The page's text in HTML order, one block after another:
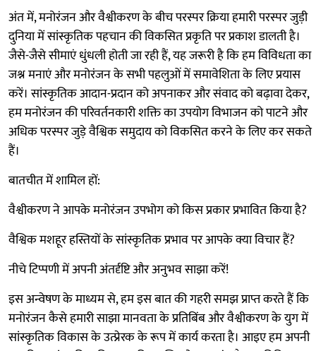
अंत में, मनोरंजन और वैश्वीकरण के बीच परस्पर क्रिया हमारी परस्पर जुड़ी
दुनिया में सांस्कृतिक पहचान की विकसित प्रकृति पर प्रकाश डालती है।
जैसे-जैसे सीमाएं धुंधली होती जा रही हैं, यह जरूरी है कि हम विविधता का
जश्न मनाएं और मनोरंजन के सभी पहलुओं में समावेशिता के लिए प्रयास
करें। सांस्कृतिक आदान-प्रदान को अपनाकर और संवाद को बढ़ावा देकर,
हम मनोरंजन की परिवर्तनकारी शक्ति का उपयोग विभाजन को पाटने और
अधिक परस्पर जुड़े वैश्विक समुदाय को विकसित करने के लिए कर सकते
हैं।
बातचीत में शामिल हों:
वैश्वीकरण ने आपके मनोरंजन उपभोग को किस प्रकार प्रभावित किया है?
वैश्विक मशहूर हस्तियों के सांस्कृतिक प्रभाव पर आपके क्या विचार हैं?
नीचे टिप्पणी में अपनी अंतर्दृष्टि और अनुभव साझा करें!
इस अन्वेषण के माध्यम से, हम इस बात की गहरी समझ प्राप्त करते हैं कि
मनोरंजन कैसे हमारी साझा मानवता के प्रतिबिंब और वैश्वीकरण के युग में
सांस्कृतिक विकास के उत्प्रेरक के रूप में कार्य करता है। आइए हम अपनी